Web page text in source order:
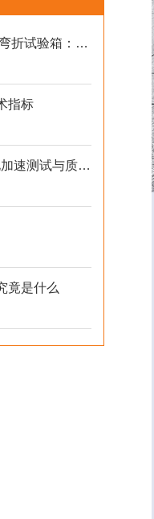
广东德瑞 高低温柔性屏弯折试验箱：解决温变弯折开裂 2026选型标准
指标
金属家具涂料抗UV老化加速测试与质量优化解决方案
竟是什么